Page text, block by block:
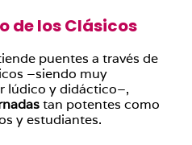
de los Clásicos
puentes a través de
–siendo muy
lúdico y didáctico–,
tan potentes como
y estudiantes.